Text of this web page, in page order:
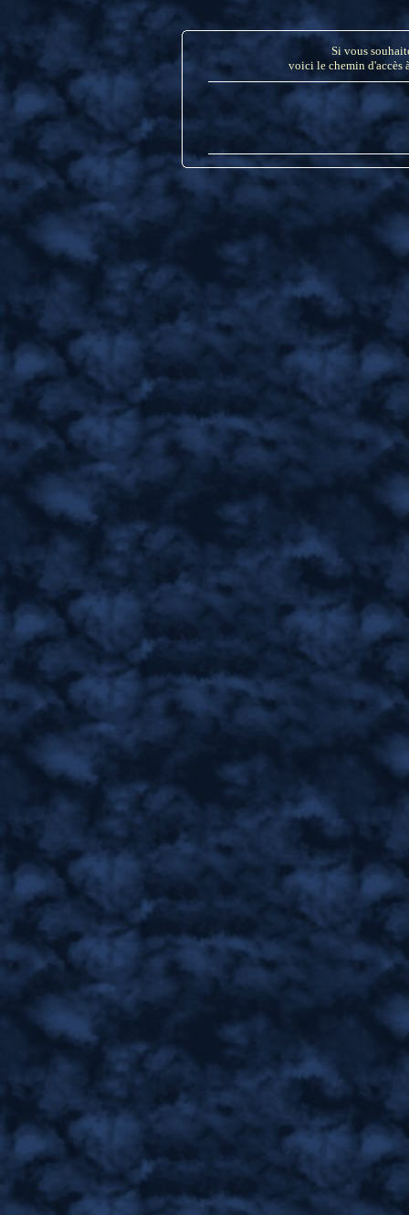
Si vous
voici le chemin d'accès